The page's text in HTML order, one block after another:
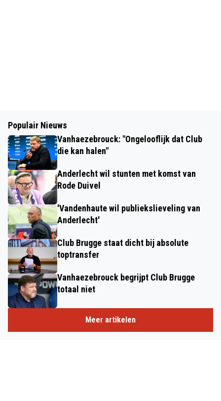
Populair Nieuws
Vanhaezebrouck: "Ongelooflijk dat Club
die kan halen"
Anderlecht wil stunten met komst van
Rode Duivel
'Vandenhaute wil publiekslieveling van
Anderlecht'
Club Brugge staat dicht bij absolute
toptransfer
Vanhaezebrouck begrijpt Club Brugge
totaal niet
Meer artikelen